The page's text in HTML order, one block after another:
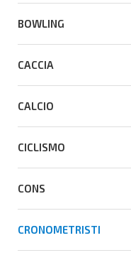
BOWLING
CACCIA
CALCIO
CICLISMO
CONS
CRONOMETRISTI